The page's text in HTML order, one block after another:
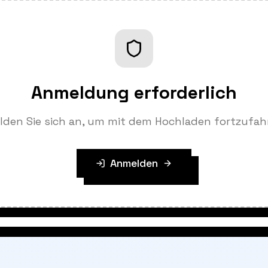
Anmeldung erforderlich
Sie sich an, um mit dem Hochladen
Anmelden